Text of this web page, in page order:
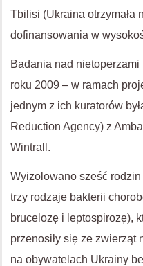
Tbilisi (Ukraina otrzymała
dofinansowania w
Badania nad nietoperzami
roku 2009 – w ramach
jednym z ich kuratorów
Reduction Agency) z
Wintrall.
Wyizolowano sześć
trzy rodzaje bakterii
brucelozę i leptospirozę),
przenosiły się ze
na obywatelach Ukrainy